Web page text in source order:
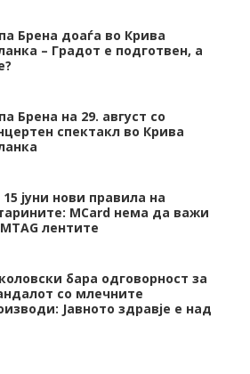
Брена доаѓа во Крива
– Градот е подготвен, а
Брена на 29. август со
спектакл во Крива
јуни нови правила на
MCard нема да важи
лентите
бара одговорност за
со млечните
Јавното здравје е над